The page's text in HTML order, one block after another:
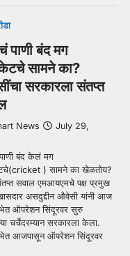
पाणी बंद मग
सामने का?
सरकारला संतप्त
News
July 29,
बंद केलं मग
) सामने का खेळतोय?
सवाल एमआयएमचे पक्ष प्रमुख
असदुद्दीन औवेसी यांनी आज
ऑपरेशन सिंदूरवर सुरु
चर्चेदरम्यान सरकारला केला.
आजपासून ऑपरेशन सिंदूरवर